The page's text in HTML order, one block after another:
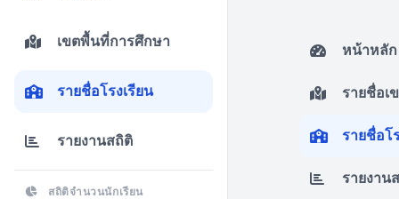
หน้าหลัก
รายชื่อเ
รายชื่อโ
รายงาน
เขตพื้นที่การศึกษา
รายชื่อโรงเรียน
รายงานสถิติ
สถิติจำนวนนักเรียน